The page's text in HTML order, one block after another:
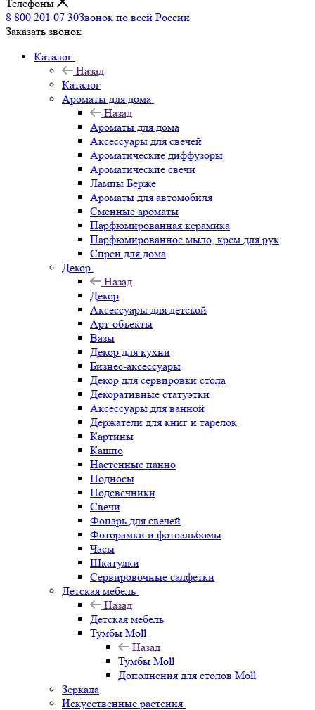
Телефоны
8 800 201 07 30Звонок по всей России
Заказать звонок
Каталог
Назад
Каталог
Ароматы для дома
Назад
Ароматы для дома
Аксессуары для свечей
Ароматические диффузоры
Ароматические свечи
Лампы Берже
Ароматы для автомобиля
Сменные ароматы
Парфюмированная керамика
Парфюмированное мыло, крем для рук
Спреи для дома
Декор
Назад
Декор
Аксессуары для детской
Арт-объекты
Вазы
Декор для кухни
Бизнес-аксессуары
Декор для сервировки стола
Декоративные статуэтки
Аксессуары для ванной
Держатели для книг и тарелок
Картины
Кашпо
Настенные панно
Подносы
Подсвечники
Свечи
Фонарь для свечей
Фоторамки и фотоальбомы
Часы
Шкатулки
Сервировочные салфетки
Детская мебель
Назад
Детская мебель
Тумбы Moll
Назад
Тумбы Moll
Дополнения для столов Moll
Зеркала
Искусственные растения